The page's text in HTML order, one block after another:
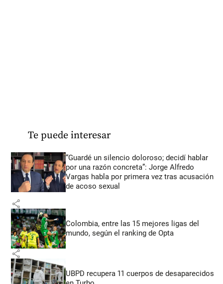
Te puede interesar
“Guardé un silencio doloroso; decidí hablar
por una razón concreta”: Jorge Alfredo
Vargas habla por primera vez tras acusación
de acoso sexual
share
Colombia, entre las 15 mejores ligas del
mundo, según el ranking de Opta
share
UBPD recupera 11 cuerpos de desaparecidos